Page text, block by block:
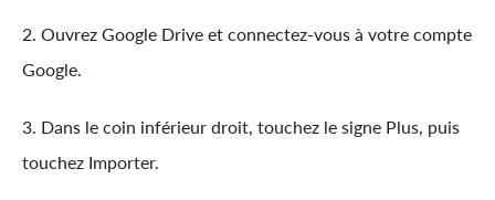
2. Ouvrez Google Drive et connectez-vous à votre compte
Google.
3. Dans le coin inférieur droit, touchez le signe Plus, puis
touchez Importer.